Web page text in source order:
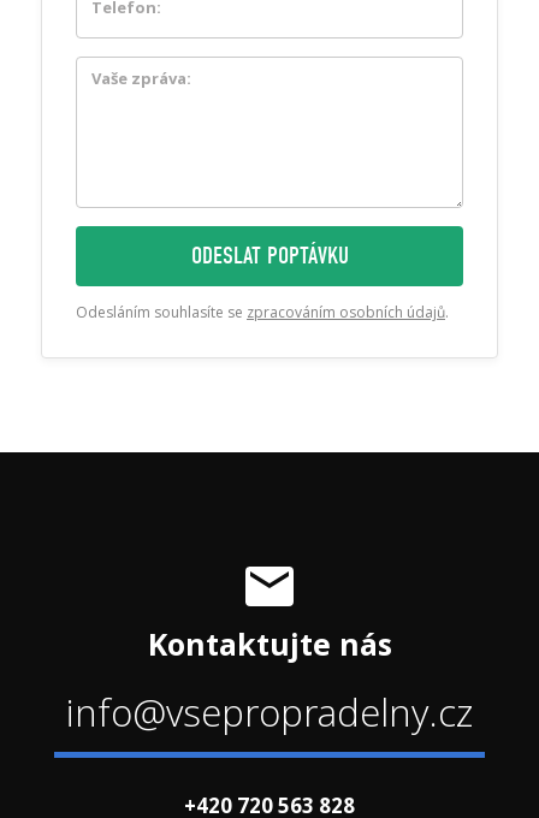
ODESLAT POPTÁVKU
Odesláním souhlasíte se zpracováním osobních údajů.
Kontaktujte nás
info@vsepropradelny.cz
+420 720 563 828